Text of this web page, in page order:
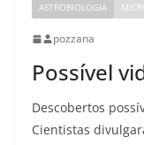
ASTROBIOLOGIA
pozzana
Possível
Descobertos
Cientistas